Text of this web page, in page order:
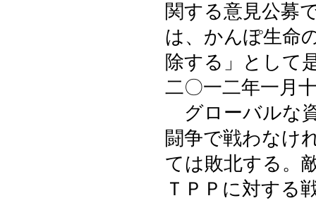
関する意見公募
は、かんぽ生命
除する」として
二〇一二年一月
グローバルな
闘争で戦わなけ
ては敗北する。
ＴＰＰに対する